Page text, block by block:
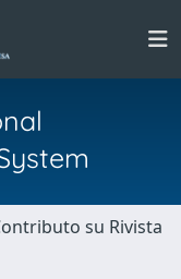
su Rivista